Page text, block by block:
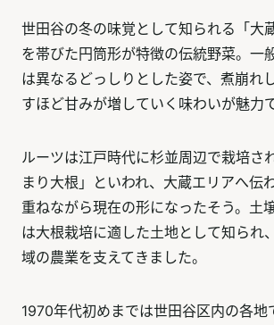
世田谷の冬の味覚として知られる「大
を帯びた円筒形が特徴の伝統野菜。一
は異なるどっしりとした姿で、煮崩れ
すほど甘みが増していく味わいが魅力で
ルーツは江戸時代に杉並周辺で栽培さ
まり大根」といわれ、大蔵エリアへ伝
重ねながら現在の形になったそう。土
は大根栽培に適した土地として知られ
域の農業を支えてきました。
1970年代初めまでは世田谷区内の各地